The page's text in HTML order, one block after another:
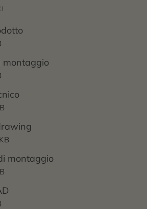
montaggio
montaggio